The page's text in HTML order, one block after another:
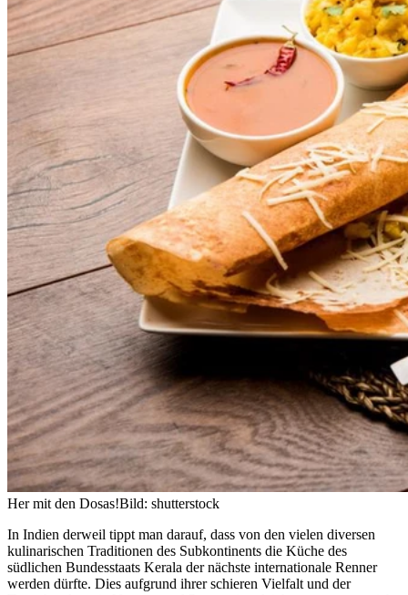
Her mit den Dosas!Bild: shutterstock
In Indien derweil tippt man darauf, dass von den vielen diversen
kulinarischen Traditionen des Subkontinents die Küche des
südlichen Bundesstaats Kerala der nächste internationale Renner
werden dürfte. Dies aufgrund ihrer schieren Vielfalt und der